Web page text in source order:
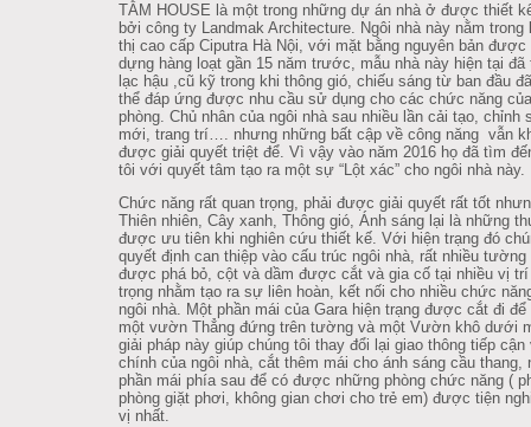
TẰM HOUSE là một trong những dự án nhà ở được thiết
bởi công ty Landmak Architecture. Ngôi nhà này nằm trong
thị cao cấp Ciputra Hà Nội, với mặt bằng nguyên bản được
dựng hàng loạt gần 15 năm trước, mẫu nhà này hiện tại đã
lạc hậu ,cũ kỹ trong khi thông gió, chiếu sáng từ ban đầu
thể đáp ứng được nhu cầu sử dụng cho các chức năng
phòng. Chủ nhân của ngôi nhà sau nhiều lần cải tạo, chỉnh
mới, trang trí…. nhưng những bất cập về công năng vẫn
được giải quyết triệt để. Vì vậy vào năm 2016 họ đã tìm
tôi với quyết tâm tạo ra một sự “Lột xác” cho ngôi nhà này.
Chức năng rất quan trọng, phải được giải quyết rất tốt
Thiên nhiên, Cây xanh, Thông gió, Ánh sáng lại là những
được ưu tiên khi nghiên cứu thiết kế. Với hiện trạng đó
quyết định can thiệp vào cấu trúc ngôi nhà, rất nhiều tường
được phá bỏ, cột và dầm được cắt và gia cố tại nhiều vị trí
trọng nhằm tạo ra sự liên hoàn, kết nối cho nhiều chức
ngôi nhà. Một phần mái của Gara hiện trạng được cắt đi để
một vườn Thẳng đứng trên tường và một Vườn khô dưới
giải pháp này giúp chúng tôi thay đổi lại giao thông tiếp cận
chính của ngôi nhà, cắt thêm mái cho ánh sáng cầu thang,
phần mái phía sau để có được những phòng chức năng (
phòng giặt phơi, không gian chơi cho trẻ em) được tiện
vị nhất.